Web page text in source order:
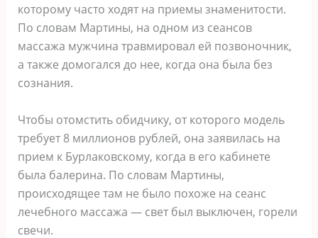
которому часто ходят на приемы знаменитости.
По словам Мартины, на одном из сеансов
массажа мужчина травмировал ей позвоночник,
а также домогался до нее, когда она была без
сознания.
Чтобы отомстить обидчику, от которого модель
требует 8 миллионов рублей, она заявилась на
прием к Бурлаковскому, когда в его кабинете
была балерина. По словам Мартины,
происходящее там не было похоже на сеанс
лечебного массажа — свет был выключен, горели
свечи.